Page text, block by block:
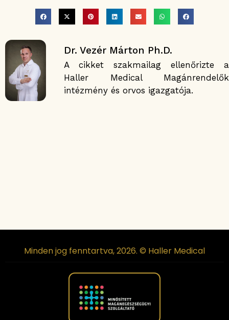
Dr. Vezér Márton Ph.D.
A cikket szakmailag ellenőrizte a
Haller Medical Magánrendelők
intézmény és orvos igazgatója.
Minden jog fenntartva, 2026. © Haller Medical